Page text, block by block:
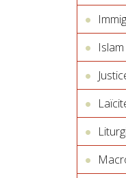
Islam